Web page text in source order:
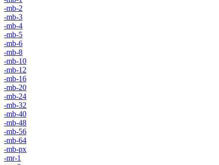
-mb-2
-mb-3
-mb-4
-mb-5
-mb-6
-mb-8
-mb-10
-mb-12
-mb-16
-mb-20
-mb-24
-mb-32
-mb-40
-mb-48
-mb-56
-mb-64
-mb-px
-mr-1